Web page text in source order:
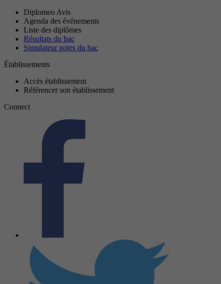
Diplomeo Avis
Agenda des événements
Liste des diplômes
Résultats du bac
Simulateur notes du bac
Établissements
Accès établissement
Référencer son établissement
Connect